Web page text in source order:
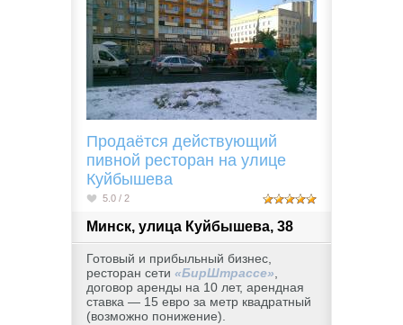
Продаётся действующий
пивной ресторан на улице
Куйбышева
5.0 / 2
Минск, улица Куйбышева, 38
Готовый и прибыльный бизнес,
ресторан сети «БирШтрассе»,
договор аренды на 10 лет, арендная
ставка — 15 евро за метр квадратный
(возможно понижение).